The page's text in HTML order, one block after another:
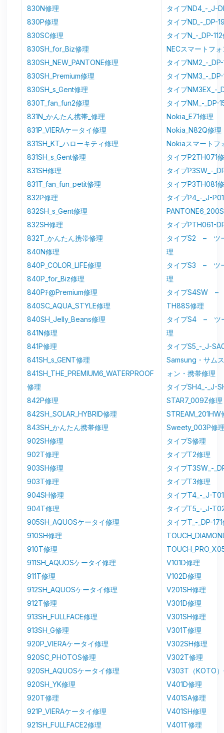
830N修理
830P修理
830SC修理
830SH_for_Biz修理
830SH_NEW_PANTONE修理
830SH_Premium修理
830SH_s_Gent修理
830T_fan_fun2修理
831N_かんたん携帯_修理
831P_VIERAケータイ修理
831SH_KT_ハローキティ修理
831SH_s_Gent修理
831SH修理
831T_fan_fun_petit修理
832P修理
832SH_s_Gent修理
832SH修理
832T_かんたん携帯修理
840N修理
840P_COLOR_LIFE修理
840P_for_Biz修理
840Pﾁ@Premium修理
840SC_AQUA_STYLE修理
840SH_Jelly_Beans修理
841N修理
841P修理
841SH_s_GENT修理
841SH_THE_PREMIUM6_WATERPROOF
修理
842P修理
842SH_SOLAR_HYBRID修理
843SH_かんたん携帯修理
902SH修理
902T修理
903SH修理
903T修理
904SH修理
904T修理
905SH_AQUOSケータイ修理
910SH修理
910T修理
911SH_AQUOSケータイ修理
911T修理
912SH_AQUOSケータイ修理
912T修理
913SH_FULLFACE修理
913SH_G修理
920P_VIERAケータイ修理
920SC_PHOTOS修理
920SH_AQUOSケータイ修理
920SH_YK修理
920T修理
921P_VIERAケータイ修理
921SH_FULLFACE2修理
タイプND4_-_J-
タイプND_-_DP-
タイプN_-_DP-
NECスマートフ
タイプNM2_-
タイプNM3_-
タイプNM3EX_-
タイプNM_-_DP-
Nokia_E71修理
Nokia_N82Q修理
Nokiaスマートフ
タイプP2TH071
タイプP3SW_-
タイプP3TH081
タイプP4_-_J-
タイプPTH061-
タイプS2 – ツ
理
タイプS3 – ツ
理
タイプS4SW –
TH88S修理
タイプS4 – ツ
理
タイプS5_-_J-
Samsung・サム
ォン・携帯修理
タイプSH4_-_J-
STAR7_009Z修理
STREAM_201HW
Sweety_003P修
タイプS修理
タイプT2修理
タイプT3SW_-
タイプT3修理
タイプT4_-_J-
タイプT5_-_J-
タイプT_-_DP-
V101D修理
V102D修理
V201SH修理
V301D修理
V301SH修理
V301T修理
V302SH修理
V302T修理
V303T（KOTO
V401D修理
V401SA修理
V401SH修理
V401T修理